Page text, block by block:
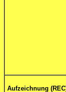
Aufzeichnung